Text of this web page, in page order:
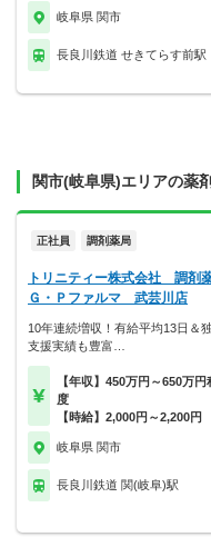
岐阜県 関市
長良川鉄道 せきてらす前駅
関市(岐阜県)エリアの薬
正社員 調剤薬局
トリニティー株式会社 調剤
Ｇ・Ｐファルマ 武芸川店
10年連続増収！有給平均13日＆
支援実績も豊富…
【年収】450万円～650万円
度
【時給】2,000円～2,200円
岐阜県 関市
長良川鉄道 関(岐阜)駅